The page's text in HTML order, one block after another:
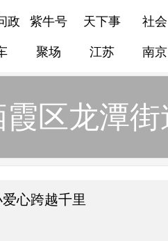
政 紫牛号 天下事 社会
聚场 江苏 南京
区龙潭
心跨越千里